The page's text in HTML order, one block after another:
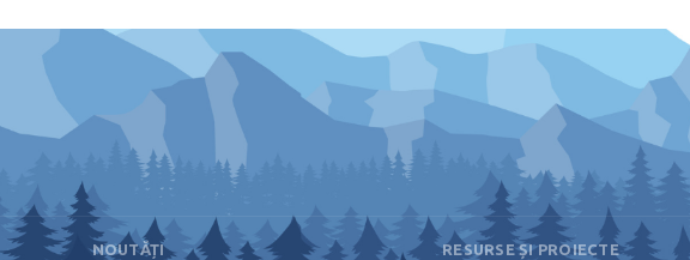
NOUTĂȚI RESURSE ȘI PROIECTE